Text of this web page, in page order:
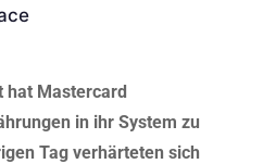
hat Mastercard
in ihr System zu
Tag verhärteten sich